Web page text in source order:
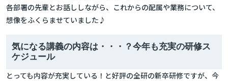
各部署の先輩とお話ししながら、これからの配属や業務について、
想像をふくらませていました♪
気になる講義の内容は・・・？今年も充実の研修ス
ケジュール
とっても内容が充実している！と好評の全研の新卒研修ですが、今